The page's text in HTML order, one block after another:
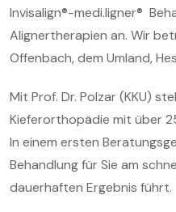
Invisalign®-medi.ligner®
Alignertherapien an. Wir
Offenbach, dem Umland,
Mit Prof. Dr. Polzar (KKU)
Kieferorthopädie mit über
In einem ersten
Behandlung für Sie am
dauerhaften Ergebnis führt.